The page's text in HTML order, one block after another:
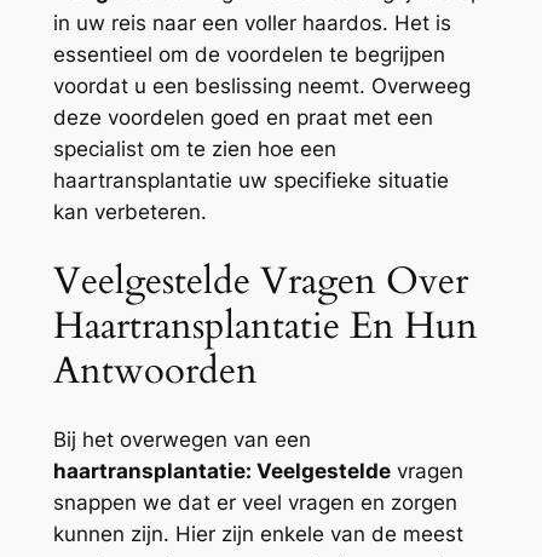
in uw reis naar een voller haardos. Het is
essentieel om de voordelen te begrijpen
voordat u een beslissing neemt. Overweeg
deze voordelen goed en praat met een
specialist om te zien hoe een
haartransplantatie uw specifieke situatie
kan verbeteren.
Veelgestelde Vragen Over
Haartransplantatie En Hun
Antwoorden
Bij het overwegen van een
haartransplantatie: Veelgesteldevragen
snappen we dat er veel vragen en zorgen
kunnen zijn. Hier zijn enkele van de meest